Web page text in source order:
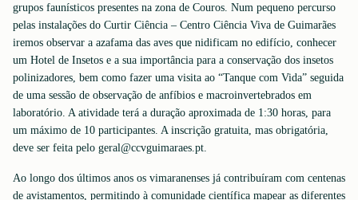
grupos faunísticos presentes na zona de Couros. Num pequeno percurso
pelas instalações do Curtir Ciência – Centro Ciência Viva de Guimarães
iremos observar a azafama das aves que nidificam no edifício, conhecer
um Hotel de Insetos e a sua importância para a conservação dos insetos
polinizadores, bem como fazer uma visita ao “Tanque com Vida” seguida
de uma sessão de observação de anfíbios e macroinvertebrados em
laboratório. A atividade terá a duração aproximada de 1:30 horas, para
um máximo de 10 participantes. A inscrição gratuita, mas obrigatória,
deve ser feita pelo geral@ccvguimaraes.pt.
Ao longo dos últimos anos os vimaranenses já contribuíram com centenas
de avistamentos, permitindo à comunidade científica mapear as diferentes